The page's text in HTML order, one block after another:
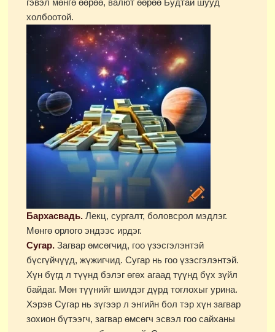
холбоотой.
Бархасвадь. Лекц, сургалт, боловсрол мэдлэг.
Мөнгө орлого эндээс ирдэг.
Сугар. Загвар өмсөгчид, гоо үзэсгэлэнтэй
бүсгүйчүүд, жүжигчид. Сугар нь гоо үзэсгэлэнтэй.
Хүн бүгд л түүнд бэлэг өгөх агаад түүнд бүх зүйл
байдаг. Мөн түүнийг шилдэг дүрд тоглохыг урина.
Хэрэв Сугар нь зүгээр л энгийн бол тэр хүн загвар
зохион бүтээгч, загвар өмсөгч эсвэл гоо сайханы